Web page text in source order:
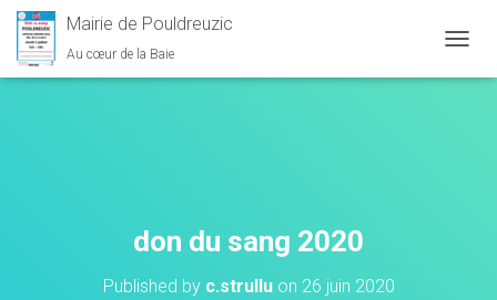
Mairie de Pouldreuzic
Au cœur de la Baie
don du sang 2020
Published by c.strulluon 26 juin 2020